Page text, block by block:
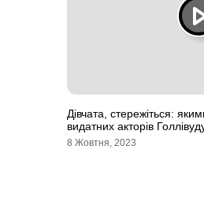
Дівчата, стережіться:
видатних акторів
8 Жовтня, 2023